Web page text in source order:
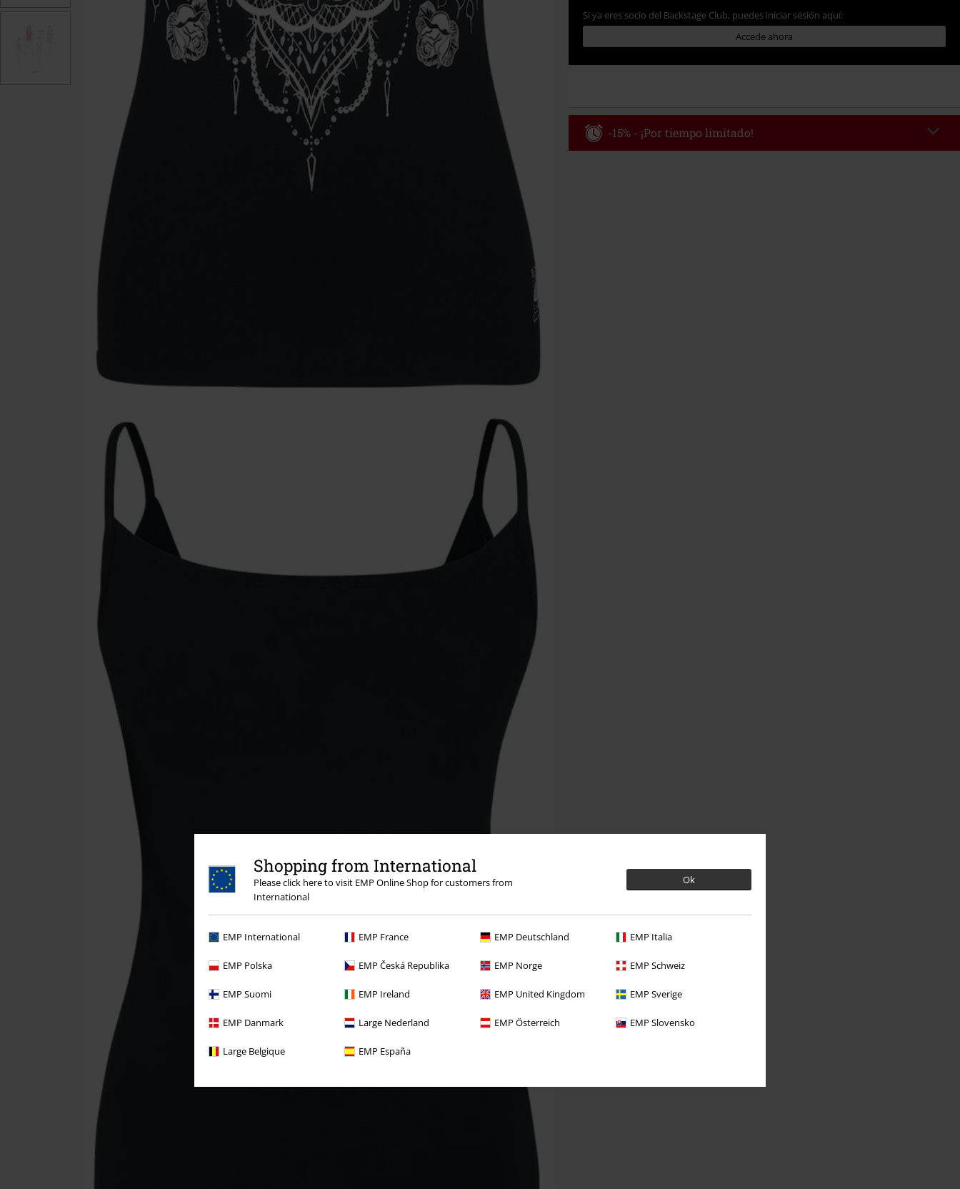
Shopping from International
Please click here to visit EMP Online Shop for customers from
International
Ok
EMP International EMP France EMP Deutschland EMP Italia
EMP Polska EMP Česká Republika EMP Norge EMP Schweiz
EMP Suomi EMP Ireland EMP United Kingdom EMP Sverige
EMP Danmark Large Nederland EMP Österreich EMP Slovensko
Large Belgique EMP España
Si ya eres socio del Backstage Club, puedes iniciar sesión aquí:
Accede ahora
-15% - ¡Por tiempo limitado!